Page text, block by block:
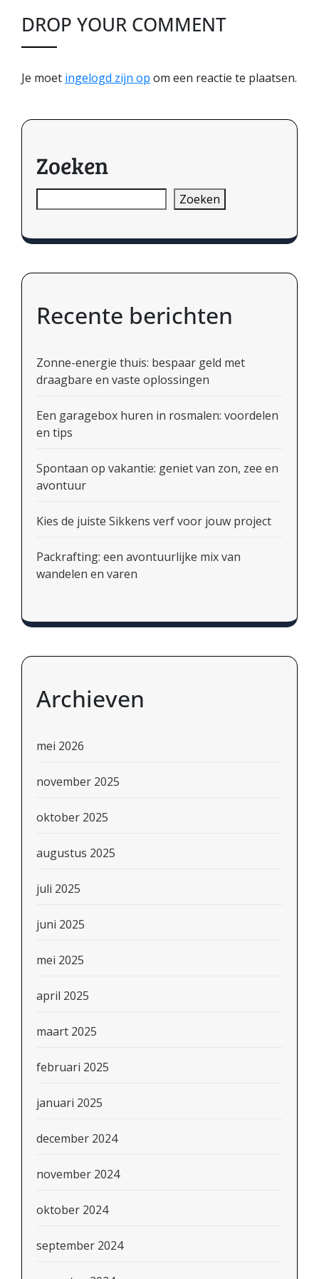
DROP YOUR COMMENT
Je moet ingelogd zijn op om een reactie te plaatsen.
Zoeken
Zoeken
Recente berichten
Zonne-energie thuis: bespaar geld met
draagbare en vaste oplossingen
Een garagebox huren in rosmalen: voordelen
en tips
Spontaan op vakantie: geniet van zon, zee en
avontuur
Kies de juiste Sikkens verf voor jouw project
Packrafting: een avontuurlijke mix van
wandelen en varen
Archieven
mei 2026
november 2025
oktober 2025
augustus 2025
juli 2025
juni 2025
mei 2025
april 2025
maart 2025
februari 2025
januari 2025
december 2024
november 2024
oktober 2024
september 2024